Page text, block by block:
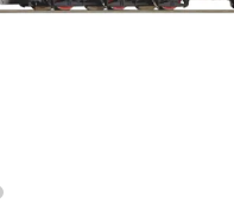
für Neuware,
...
>>